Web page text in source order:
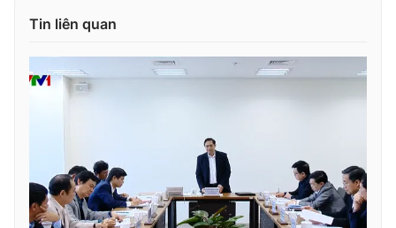
Email: toasoan@vtv.vn
Liên hệ quảng cáo:024-7300.7108
Tin liên quan